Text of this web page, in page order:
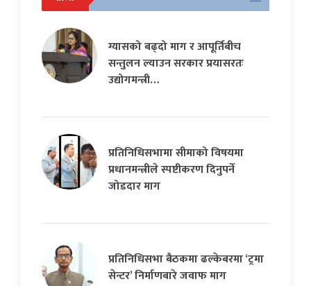
ग्यासको बढ्दो माग र आपूर्तिबीच
सन्तुलन ल्याउन सरकार प्रयासरतः
उद्योगमन्त्री…
प्रतिनिधिसभामा सीमाको विषयमा
प्रधानमन्त्रीले स्पष्टीकरण दिनुपर्ने
जोडदार माग
प्रतिनिधिसभा बैठकमा ढल्केबरमा ‘ट्रमा
सेन्टर’ निर्माणबारे जवाफ माग